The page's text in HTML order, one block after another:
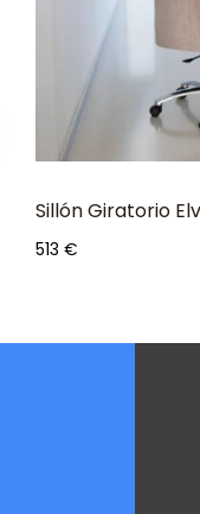
Sillón Giratorio
Precio
513 €